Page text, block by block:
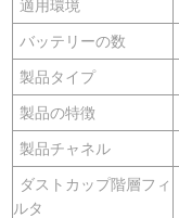
適用環境
バッテリーの数
製品タイプ
製品の特徴
製品チャネル
ダストカップ階層フィ
ルタ